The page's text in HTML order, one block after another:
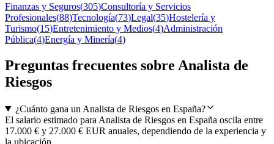
Finanzas y Seguros(305)Consultoría y Servicios
Profesionales(88)Tecnología(73)Legal(35)Hostelería y
Turismo(15)Entretenimiento y Medios(4)Administración
Pública(4)Energía y Minería(4)
Preguntas frecuentes sobre Analista de
Riesgos
¿Cuánto gana un Analista de Riesgos en España?
El salario estimado para Analista de Riesgos en España oscila entre
17.000 € y 27.000 € EUR anuales, dependiendo de la experiencia y
la ubicación.